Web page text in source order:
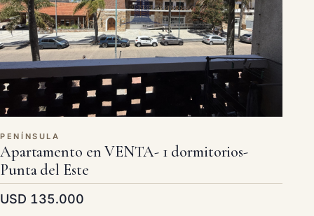
PENÍNSULA
Apartamento en VENTA- 1 dormitorios-
Punta del Este
USD 135.000